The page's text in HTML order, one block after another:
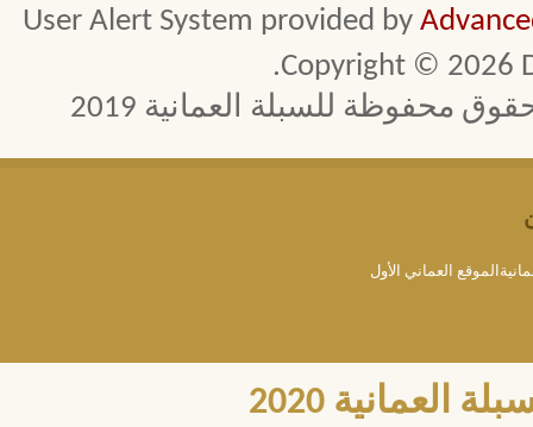
User Alert System provided by
Copyright © 2026
محفوظة للسبلة العمانية 2019
العماني الأول
2020